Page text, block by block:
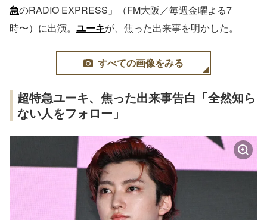
急のRADIO EXPRESS」（FM大阪／毎週金曜よる7
時〜）に出演。 ユーキが、焦った出来事を明かした。
すべての画像をみる
超特急ユーキ、焦った出来事告白「全然知ら
ない人をフォロー」